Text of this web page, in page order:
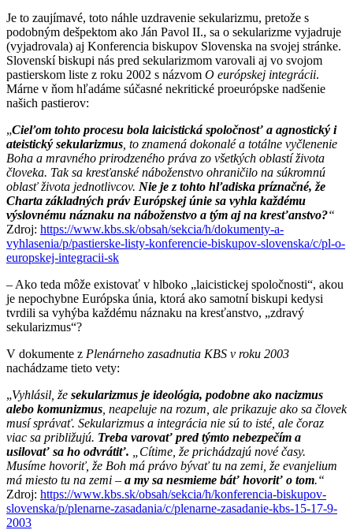
Je to zaujímavé, toto náhle uzdravenie sekularizmu, pretože s
podobným dešpektom ako Ján Pavol II., sa o sekularizme vyjadruje
(vyjadrovala) aj Konferencia biskupov Slovenska na svojej stránke.
Slovenskí biskupi nás pred sekularizmom varovali aj vo svojom
pastierskom liste z roku 2002 s názvom O európskej integrácii.
Márne v ňom hľadáme súčasné nekritické proeurópske nadšenie
našich pastierov:
„Cieľom tohto procesu bola laicistická spoločnosť a agnostický i
ateistický sekularizmus , to znamená dokonalé a totálne vyčlenenie
Boha a mravného prirodzeného práva zo všetkých oblastí života
človeka. Tak sa kresťanské náboženstvo ohraničilo na súkromnú
oblasť života jednotlivcov. Nie je z tohto hľadiska príznačné, že
Charta základných práv Európskej únie sa vyhla každému
výslovnému náznaku na náboženstvo a tým aj na kresťanstvo?“
Zdroj: https://www.kbs.sk/obsah/sekcia/h/dokumenty-a-
vyhlasenia/p/pastierske-listy-konferencie-biskupov-slovenska/c/pl-o-
europskej-integracii-sk
– Ako teda môže existovať v hlboko „laicistickej spoločnosti“, akou
je nepochybne Európska únia, ktorá ako samotní biskupi kedysi
tvrdili sa vyhýba každému náznaku na kresťanstvo, „zdravý
sekularizmus“?
V dokumente z Plenárneho zasadnutia KBS v roku 2003
nachádzame tieto vety:
„Vyhlásil, že sekularizmus je ideológia, podobne ako nacizmus
alebo komunizmus , neapeluje na rozum, ale prikazuje ako sa človek
musí správať. Sekularizmus a integrácia nie sú to isté, ale čoraz
viac sa približujú. Treba varovať pred týmto nebezpečím a
usilovať sa ho odvrátiť. „Cítime, že prichádzajú nové časy.
Musíme hovoriť, že Boh má právo bývať tu na zemi, že evanjelium
má miesto tu na zemi – a my sa nesmieme báť hovoriť o tom.“
Zdroj: https://www.kbs.sk/obsah/sekcia/h/konferencia-biskupov-
slovenska/p/plenarne-zasadania/c/plenarne-zasadanie-kbs-15-17-9-
2003